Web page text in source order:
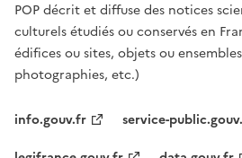
POP décrit et diffuse des notices
culturels étudiés ou conservés en
édifices ou sites, objets ou
photographies, etc.)
info.gouv.fr
service-